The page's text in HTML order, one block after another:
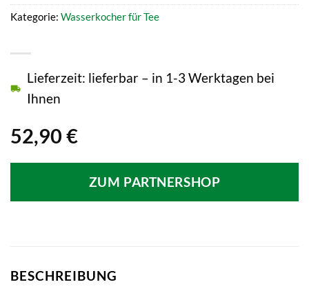
52,90 €
Lieferzeit: lieferbar – in 1-3 Werktagen bei
Ihnen
ZUM PARTNERSHOP
Kategorie: Wasserkocher für Tee
BESCHREIBUNG